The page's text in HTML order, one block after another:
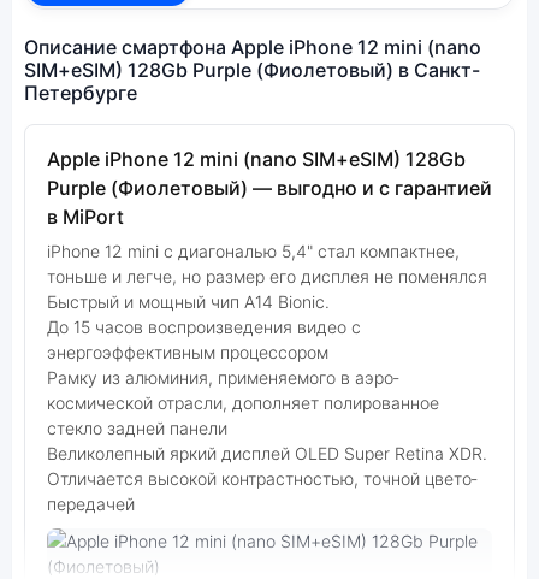
Описание смартфона Apple iPhone 12 mini (nano
SIM+eSIM) 128Gb Purple (Фиолетовый) в Санкт-
Петербурге
Apple iPhone 12 mini (nano SIM+eSIM) 128Gb
Purple (Фиолетовый) — выгодно и с гарантией
в MiPort
iPhone 12 mini с диагональю 5,4" стал компактнее,
тоньше и легче, но размер его дисплея не поменялся
Быстрый и мощный чип A14 Bionic.
До 15 часов воспроизведения видео с
энергоэффективным процессором
Рамку из алюминия, применяемого в аэро­
космической отрасли, дополняет поли­рованное
стекло задней панели
Великолепный яркий дисплей OLED Super Retina XDR.
Отличается высокой контрастностью, точной цвето­
передачей